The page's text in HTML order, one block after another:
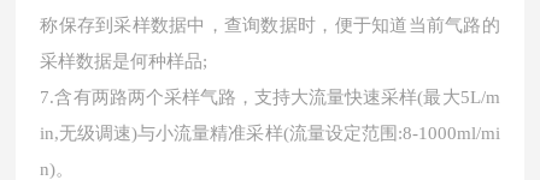
称保存到采样数据中，查询数据时，便于知道当前气路的
采样数据是何种样品;
7.含有两路两个采样气路，支持大流量快速采样(最大5L/m
in,无级调速)与小流量精准采样(流量设定范围:8-1000ml/mi
n)。